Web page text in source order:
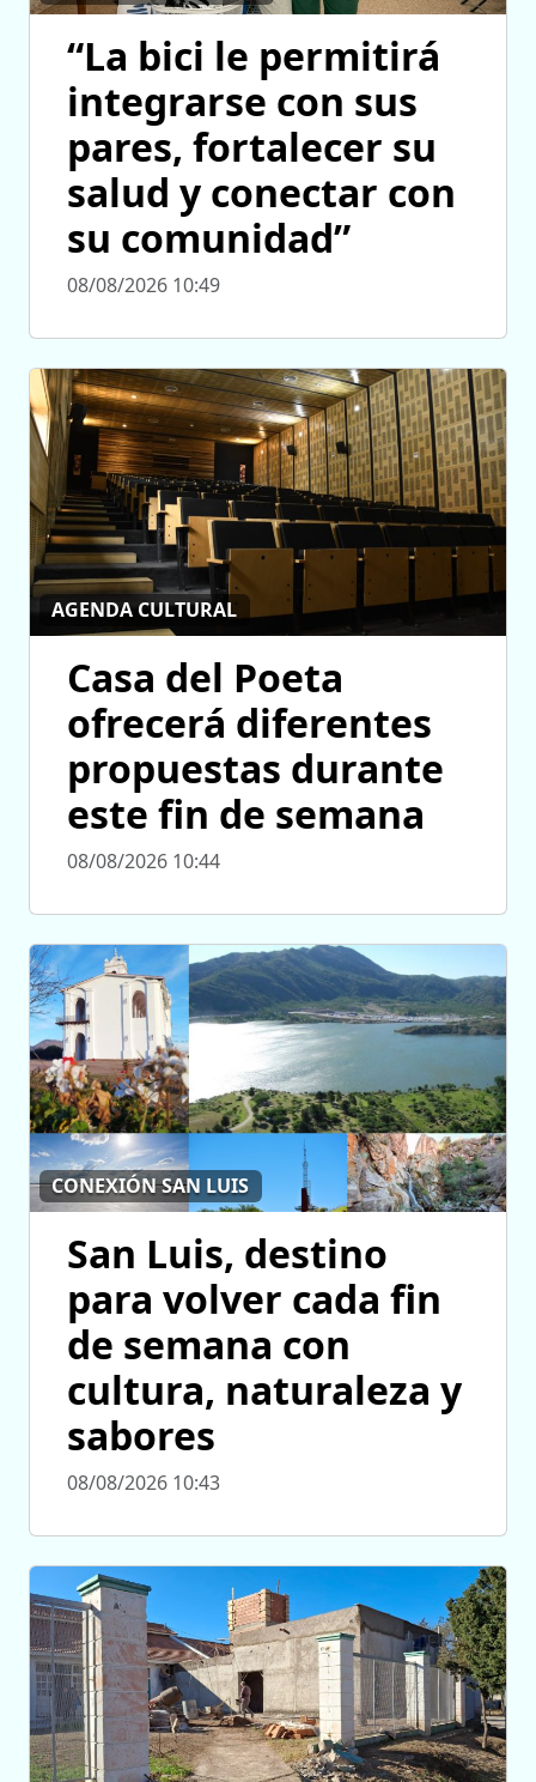
“La bici le permitirá
integrarse con sus
pares, fortalecer su
salud y conectar con
su comunidad”
08/08/2026 10:49
AGENDA CULTURAL
Casa del Poeta
ofrecerá diferentes
propuestas durante
este fin de semana
08/08/2026 10:44
CONEXIÓN SAN LUIS
San Luis, destino
para volver cada fin
de semana con
cultura, naturaleza y
sabores
08/08/2026 10:43